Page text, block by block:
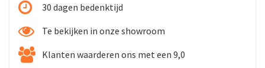
30 dagen bedenktijd
Te bekijken in onze showroom
Klanten waarderen ons met een 9,0